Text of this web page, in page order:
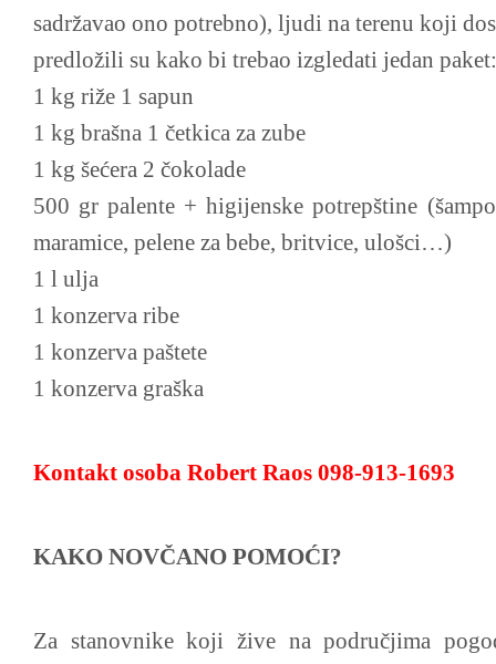
sadržavao ono potrebno), ljudi na terenu koji
predložili su kako bi trebao izgledati jedan paket:
1 kg riže 1 sapun
1 kg brašna 1 četkica za zube
1 kg šećera 2 čokolade
500 gr palente + higijenske potrepštine
maramice, pelene za bebe, britvice, ulošci…)
1 l ulja
1 konzerva ribe
1 konzerva paštete
1 konzerva graška
Kontakt osoba Robert Raos 098-913-1693
KAKO NOVČANO POMOĆI?
Za stanovnike koji žive na područjima